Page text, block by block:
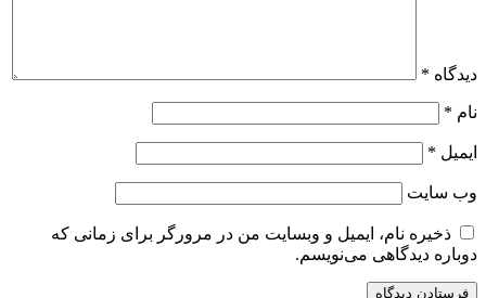
دیدگاه *
نام *
ایمیل *
وب‌ سایت
ذخیره نام، ایمیل و وبسایت من در مرورگر برای زمانی که
دوباره دیدگاهی می‌نویسم.